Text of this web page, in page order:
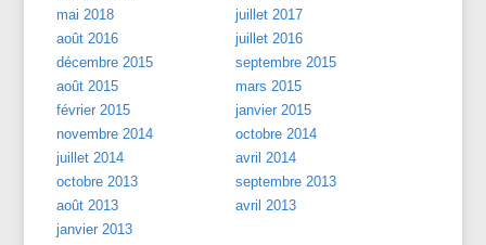
mai 2018
juillet 2017
août 2016
juillet 2016
décembre 2015
septembre 2015
août 2015
mars 2015
février 2015
janvier 2015
novembre 2014
octobre 2014
juillet 2014
avril 2014
octobre 2013
septembre 2013
août 2013
avril 2013
janvier 2013